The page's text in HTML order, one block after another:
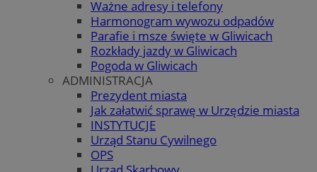
Ważne adresy i telefony
Harmonogram wywozu odpadów
Parafie i msze święte w Gliwicach
Rozkłady jazdy w Gliwicach
Pogoda w Gliwicach
ADMINISTRACJA
Prezydent miasta
Jak załatwić sprawę w Urzędzie miasta
INSTYTUCJE
Urząd Stanu Cywilnego
OPS